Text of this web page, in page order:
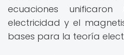
ecuaciones
electricidad y el
bases para la teoría